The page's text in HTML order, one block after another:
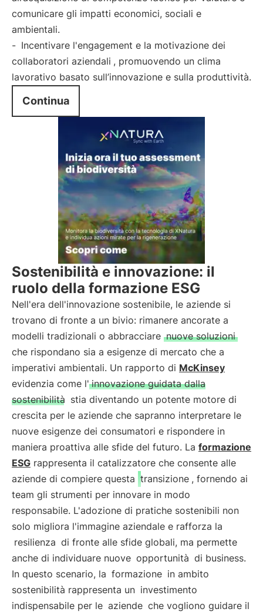
comunicare gli impatti economici, sociali e
ambientali.
- Incentivare l'engagement e la motivazione dei
collaboratori aziendali , promuovendo un clima
lavorativo basato sull’innovazione e sulla produttività.
Continua
Sostenibilità e innovazione: il
ruolo della formazione ESG
Nell'era dell'innovazione sostenibile, le aziende si
trovano di fronte a un bivio: rimanere ancorate a
modelli tradizionali o abbracciare nuove soluzioni
che rispondano sia a esigenze di mercato che a
imperativi ambientali. Un rapporto di McKinsey
evidenzia come l' innovazione guidata dalla
sostenibilità stia diventando un potente motore di
crescita per le aziende che sapranno interpretare le
nuove esigenze dei consumatori e rispondere in
maniera proattiva alle sfide del futuro. La formazione
ESG rappresenta il catalizzatore che consente alle
aziende di compiere questa transizione , fornendo ai
team gli strumenti per innovare in modo
responsabile. L'adozione di pratiche sostenibili non
solo migliora l'immagine aziendale e rafforza la
resilienza di fronte alle sfide globali, ma permette
anche di individuare nuove opportunità di business.
In questo scenario, la formazione in ambito
sostenibilità rappresenta un investimento
indispensabile per le aziende che vogliono guidare il